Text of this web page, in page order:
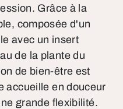
Grâce à la
composée d'un
avec un insert
de la plante du
de bien-être est
accueille en douceur
grande flexibilité.